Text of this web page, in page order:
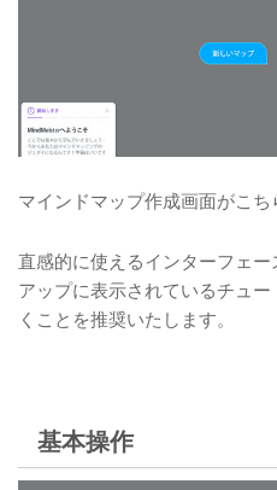
マインドマップ作成画面がこち
直感的に使えるインターフェ
アップに表示されているチュ
くことを推奨いたします。
基本操作